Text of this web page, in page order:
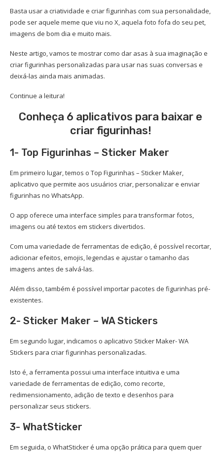
Basta usar a criatividade e criar figurinhas com sua personalidade,
pode ser aquele meme que viu no X, aquela foto fofa do seu pet,
imagens de bom dia e muito mais.
Neste artigo, vamos te mostrar como dar asas à sua imaginação e
criar figurinhas personalizadas para usar nas suas conversas e
deixá-las ainda mais animadas.
Continue a leitura!
Conheça 6 aplicativos para baixar e
criar figurinhas!
1- Top Figurinhas – Sticker Maker
Em primeiro lugar, temos o Top Figurinhas – Sticker Maker,
aplicativo que permite aos usuários criar, personalizar e enviar
figurinhas no WhatsApp.
O app oferece uma interface simples para transformar fotos,
imagens ou até textos em stickers divertidos.
Com uma variedade de ferramentas de edição, é possível recortar,
adicionar efeitos, emojis, legendas e ajustar o tamanho das
imagens antes de salvá-las.
Além disso, também é possível importar pacotes de figurinhas pré-
existentes.
2- Sticker Maker – WA Stickers
Em segundo lugar, indicamos o aplicativo Sticker Maker- WA
Stickers para criar figurinhas personalizadas.
Isto é, a ferramenta possui uma interface intuitiva e uma
variedade de ferramentas de edição, como recorte,
redimensionamento, adição de texto e desenhos para
personalizar seus stickers.
3- WhatSticker
Em seguida, o WhatSticker é uma opção prática para quem quer